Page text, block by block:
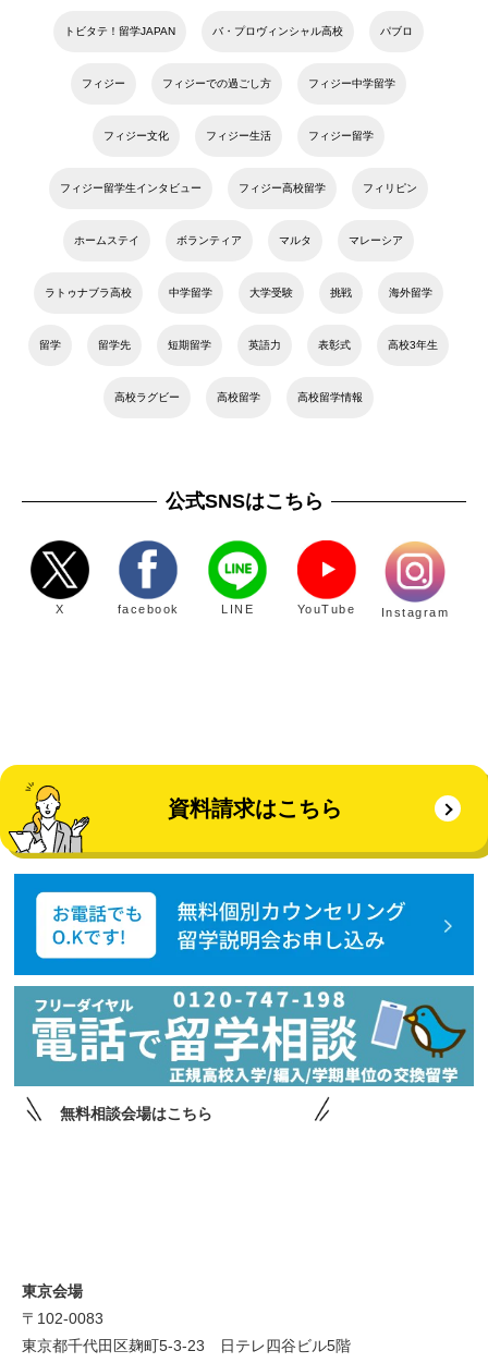
トビタテ！留学JAPAN バ・プロヴィンシャル高校 パブロ
フィジー フィジーでの過ごし方 フィジー中学留学
フィジー文化 フィジー生活 フィジー留学
フィジー留学生インタビュー フィジー高校留学 フィリピン
ホームステイ ボランティア マルタ マレーシア
ラトゥナブラ高校 中学留学 大学受験 挑戦 海外留学
留学 留学先 短期留学 英語力 表彰式 高校3年生
高校ラグビー 高校留学 高校留学情報
公式SNSはこちら
X facebook LINE YouTube Instagram
資料請求はこちら
無料相談会場はこちら
東京会場
〒102-0083
東京都千代田区麹町5-3-23 日テレ四谷ビル5階